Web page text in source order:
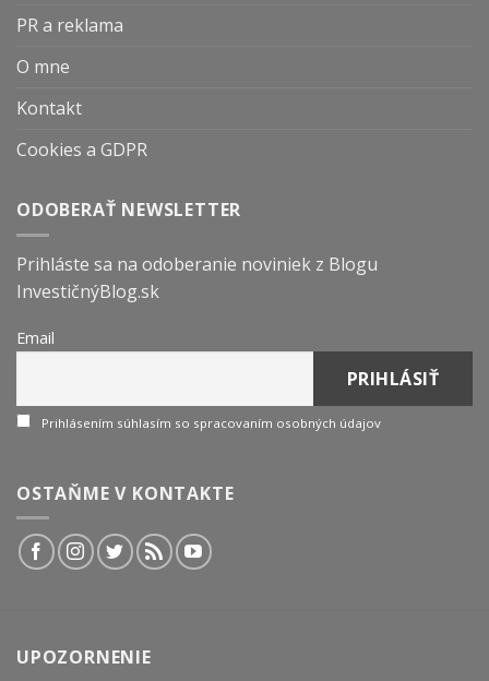
PR a reklama
O mne
Kontakt
Cookies a GDPR
ODOBERAŤ NEWSLETTER
Prihláste sa na odoberanie noviniek z Blogu
InvestičnýBlog.sk
Email
Prihlásením súhlasím so spracovaním osobných údajov
OSTAŇME V KONTAKTE
UPOZORNENIE